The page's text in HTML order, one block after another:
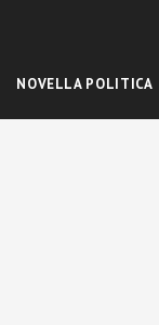
NOVELLA POLITICA